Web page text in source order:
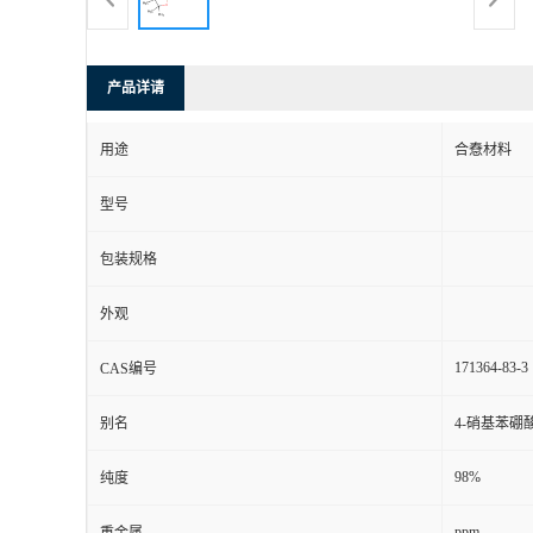
产品详请
用途 合憃材料
型号
包装规格
外观
CAS编号 171364-83-3
别名 4-硝基苯硼
纯度 98%